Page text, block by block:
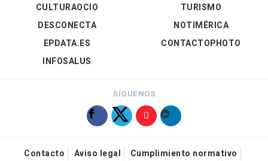
CULTURAOCIO
DESCONECTA
EPDATA.ES
INFOSALUS
TURISMO
NOTIMÉRICA
CONTACTOPHOTO
SÍGUENOS
Contacto Aviso legal
Cumplimiento normativo